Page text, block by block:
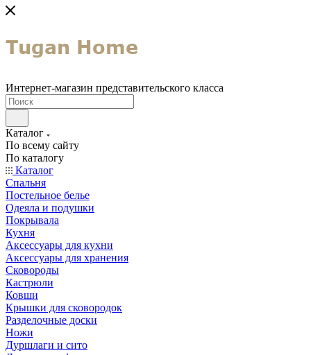
Интернет-магазин представительского класса
Каталог
По всему сайту
По каталогу
Каталог
Спальня
Постельное белье
Одеяла и подушки
Покрывала
Кухня
Аксессуары для кухни
Аксессуары для хранения
Сковороды
Кастрюли
Ковши
Крышки для сковородок
Разделочные доски
Ножи
Дуршлаги и сито